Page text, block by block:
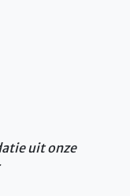
uit onze